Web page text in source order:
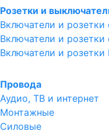
Розетки и
Включатели и
Включатели и
Включатели и розетки
Провода
Аудио, ТВ и интернет
Монтажные
Силовые